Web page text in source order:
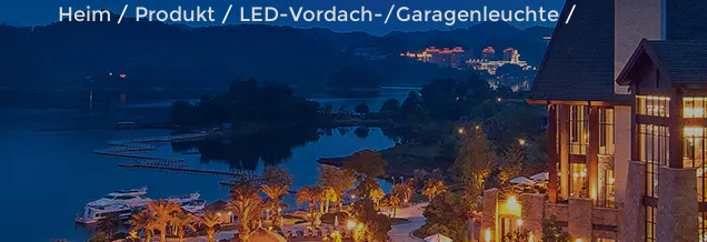
Heim/Produkt /LED-Vordach-/Garagenleuchte/